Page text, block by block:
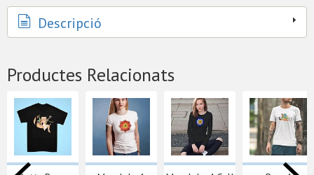
Descripció
Productes Relacionats